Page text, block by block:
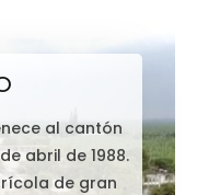
al cantón
abril de 1988.
de gran